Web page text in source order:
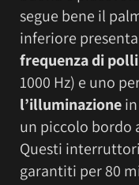
segue bene il
inferiore presenta
frequenza di
1000 Hz) e uno
l’illuminazione
un piccolo bordo
Questi
garantiti per 80